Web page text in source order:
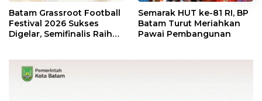
Batam Grassroot Football
Festival 2026 Sukses
Digelar, Semifinalis Raih
Semarak HUT ke-81 RI, BP
Batam Turut Meriahkan
Pawai Pembangunan